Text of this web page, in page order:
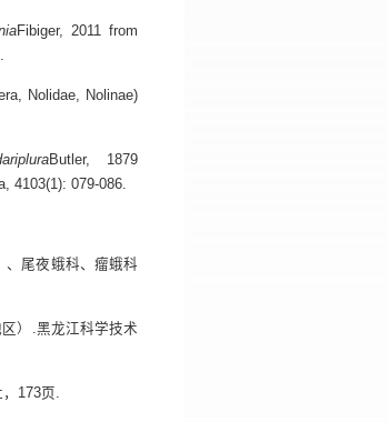
Fibiger, 2011 from
Nolidae, Nolinae)
Butler, 1879
4103(1): 079-086.
、尾夜蛾科、瘤蛾科
）.黑龙江科学技术
173页.